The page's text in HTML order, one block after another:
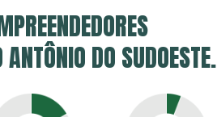
DO SUDOESTE.